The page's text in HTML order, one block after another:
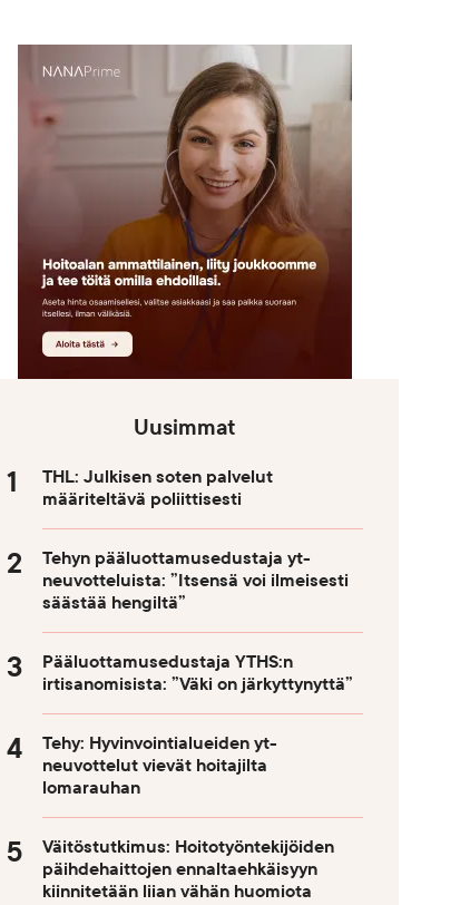
Uusimmat
THL: Julkisen soten palvelut
määriteltävä poliittisesti
Tehyn pääluottamusedustaja yt-
neuvotteluista: ”Itsensä voi ilmeisesti
säästää hengiltä”
Pääluottamusedustaja YTHS:n
irtisanomisista: ”Väki on järkyttynyttä”
Tehy: Hyvinvointialueiden yt-
neuvottelut vievät hoitajilta
lomarauhan
Väitöstutkimus: Hoitotyöntekijöiden
päihdehaittojen ennaltaehkäisyyn
kiinnitetään liian vähän huomiota